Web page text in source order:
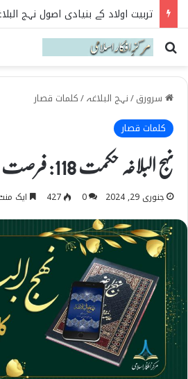
تربیت اولاد کے بنیادی اصول نہج
Search for
سرورق/نہج البلاغہ/کلمات قصار
کلمات قصار
نہج البلاغہ حکمت 118: فرصت کے کھونے کا نتیجہ
جنوری 29, 2024 0
427 ایک